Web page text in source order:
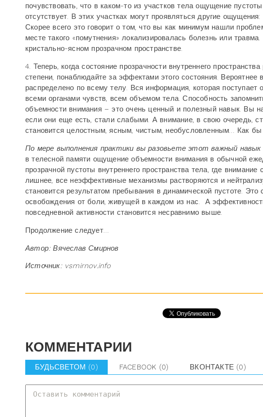
почувствовать, что в каком-то из участков тела ощущение
отсутствует. В этих участках могут проявляться другие
Скорее всего это говорит о том, что вы как минимум нашли
месте такого «помутнения» локализировалась болезнь или
кристально-ясном прозрачном пространстве.
4. Теперь, когда состояние прозрачности внутреннего
степени, понаблюдайте за эффектами этого состояния.
распределено по всему телу. Вся информация, которая поступает
всеми органами чувств, всем объемом тела. Способность
объемности внимания – это очень ценный и полезный навык. Вы
если они еще есть, стали слабыми. А внимание, в свою очередь,
становится целостным, ясным, чистым, необусловленным… Как
По мере выполнения практики вы разовьете этот важный навык
в телесной памяти ощущение объемности внимания в обычной
прозрачной пустоты внутреннего пространства тела, где
лишнее, все неэффективные механизмы растворяются и
становится результатом пребывания в динамической пустоте.
освобождения от боли, живущей в каждом из нас.
А
повседневной активности становится несравнимо выше.
Продолжение следует…
Автор: Вячеслав Смирнов
Источник: vsmirnov.info
КОММЕНТАРИИ
БУДЬСВЕТОМ (0) FACEBOOK (0) ВКОНТАКТЕ (0)